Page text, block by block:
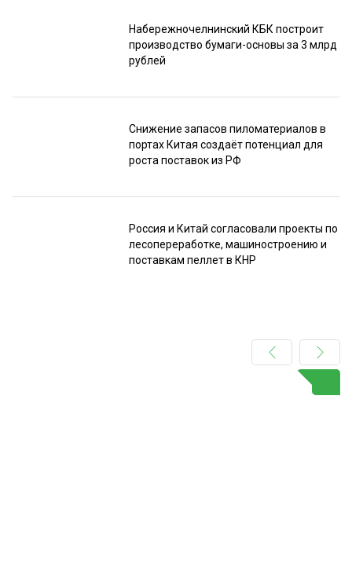
Набережночелнинский КБК построит
производство бумаги-основы за 3 млрд
рублей
Снижение запасов пиломатериалов в
портах Китая создаёт потенциал для
роста поставок из РФ
Россия и Китай согласовали проекты по
лесопереработке, машиностроению и
поставкам пеллет в КНР